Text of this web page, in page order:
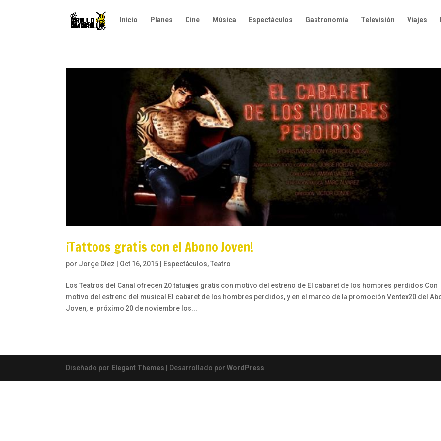
Inicio Planes Cine Música Espectáculos Gastronomía Televisión Viajes
¡Tattoos gratis con el Abono Joven!
por Jorge Díez Oct 16, 2015 Espectáculos,Teatro
Los Teatros del Canal ofrecen 20 tatuajes gratis con motivo del estreno de El cabaret de los hombres perdidos Con
motivo del estreno del musical El cabaret de los hombres perdidos, y en el marco de la promoción Ventex20 del
Joven, el próximo 20 de noviembre los...
Diseñado por Elegant Themes | Desarrollado porWordPress